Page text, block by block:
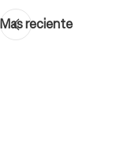
Mas reciente